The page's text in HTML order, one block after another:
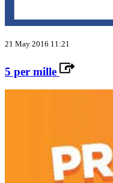
21 May 2016 11:21
5 per mille